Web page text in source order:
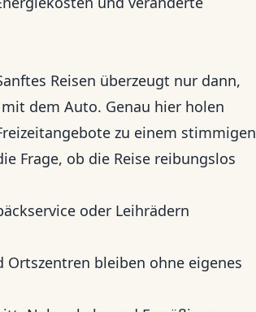
Reisen überzeugt nur dann,
dem Auto. Genau hier holen
zu einem stimmigen
Frage, ob die Reise reibungslos
oder Leihrädern
Ortszentren bleiben ohne eigenes